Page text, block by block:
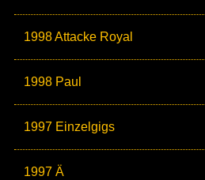
1998 Attacke Royal
1998 Paul
1997 Einzelgigs
1997 Ä